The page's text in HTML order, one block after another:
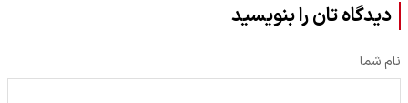
دیدگاه تان را بنویسید
نام شما